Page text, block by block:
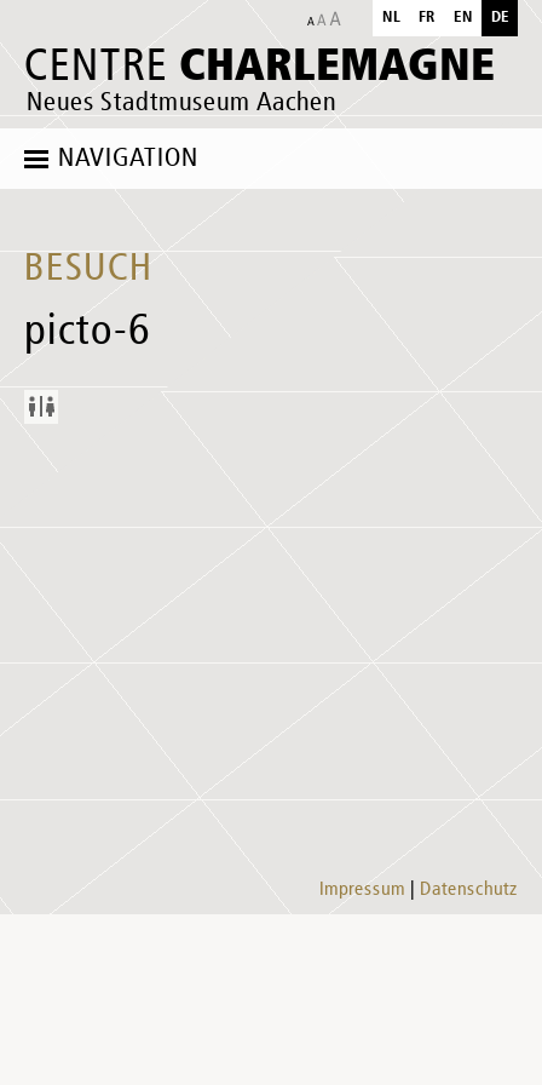
CENTRE CHARLEMAGNE
Neues Stadtmuseum Aachen
NL FR EN DE
NAVIGATION
BESUCH
picto-6
Impressum Datenschutz